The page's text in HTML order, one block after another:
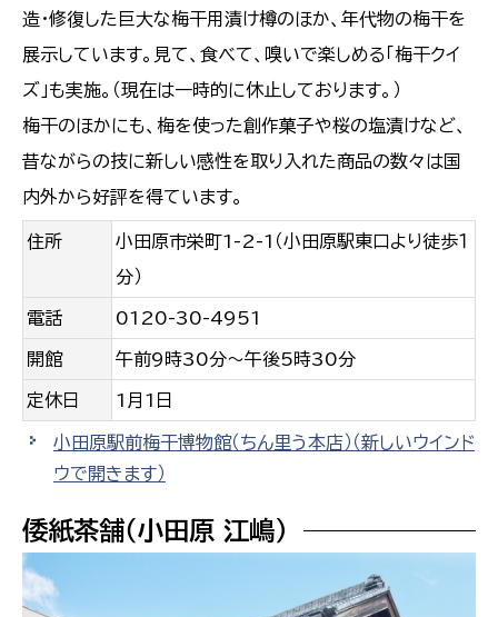
造・修復した巨大な梅干用漬け樽のほか、年代物の梅干を
展示しています。見て、食べて、嗅いで楽しめる「梅干クイ
ズ」も実施。（現在は一時的に休止しております。）
梅干のほかにも、梅を使った創作菓子や桜の塩漬けなど、
昔ながらの技に新しい感性を取り入れた商品の数々は国
内外から好評を得ています。
住所
小田原市栄町1-2-1（小田原駅東口より徒歩１
分）
電話 0120-30-4951
開館 午前9時30分〜午後5時30分
定休日 1月1日
小田原駅前梅干博物館（ちん里う本店） （新しいウインド
ウで開きます）
倭紙茶舗（小田原 江嶋）